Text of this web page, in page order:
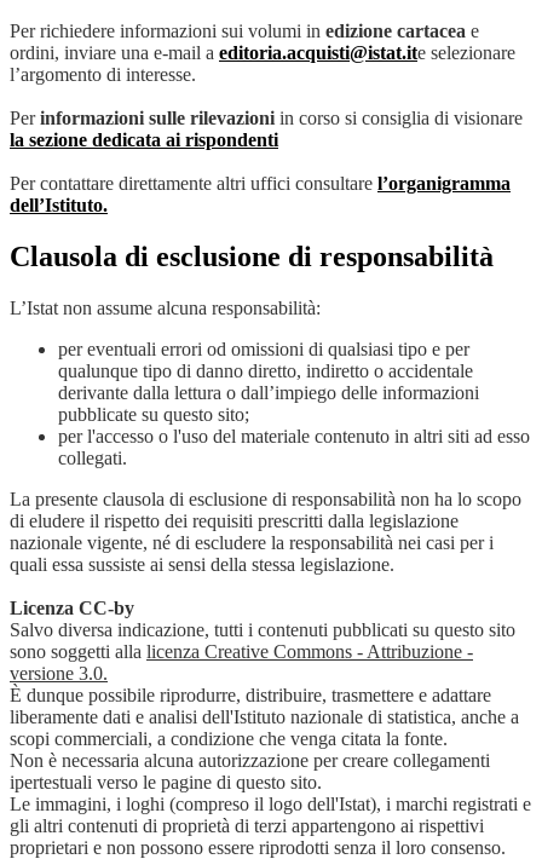
Per richiedere informazioni sui volumi in edizione cartacea e
ordini, inviare una e-mail a editoria.acquisti@istat.ite selezionare
l’argomento di interesse.
Perinformazioni sulle rilevazioni in corso si consiglia di visionare
la sezione dedicata ai rispondenti
Per contattare direttamente altri uffici consultare l’organigramma
dell’Istituto.
Clausola di esclusione di responsabilità
L’Istat non assume alcuna responsabilità:
per eventuali errori od omissioni di qualsiasi tipo e per
qualunque tipo di danno diretto, indiretto o accidentale
derivante dalla lettura o dall’impiego delle informazioni
pubblicate su questo sito;
per l'accesso o l'uso del materiale contenuto in altri siti ad esso
collegati.
La presente clausola di esclusione di responsabilità non ha lo scopo
di eludere il rispetto dei requisiti prescritti dalla legislazione
nazionale vigente, né di escludere la responsabilità nei casi per i
quali essa sussiste ai sensi della stessa legislazione.
Licenza CC-by
Salvo diversa indicazione, tutti i contenuti pubblicati su questo sito
sono soggetti alla licenza Creative Commons - Attribuzione -
versione 3.0.
È dunque possibile riprodurre, distribuire, trasmettere e adattare
liberamente dati e analisi dell'Istituto nazionale di statistica, anche a
scopi commerciali, a condizione che venga citata la fonte.
Non è necessaria alcuna autorizzazione per creare collegamenti
ipertestuali verso le pagine di questo sito.
Le immagini, i loghi (compreso il logo dell'Istat), i marchi registrati e
gli altri contenuti di proprietà di terzi appartengono ai rispettivi
proprietari e non possono essere riprodotti senza il loro consenso.